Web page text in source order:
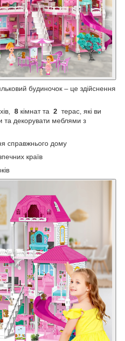
будиночок – це здійснення
8 кімнат та 2 терас, які ви
та декорувати меблями з
справжнього дому
країв